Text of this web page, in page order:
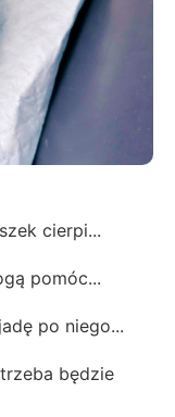
cierpi...
pomóc...
po niego...
trzeba będzie